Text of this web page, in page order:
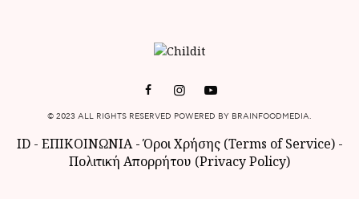
© 2023 ALL RIGHTS RESERVED POWERED BY BRAINFOODMEDIA.
ID- ΕΠΙΚΟΙΝΩΝΙΑ-Όροι Χρήσης (Terms of Service)-
Πολιτική Απορρήτου (Privacy Policy)